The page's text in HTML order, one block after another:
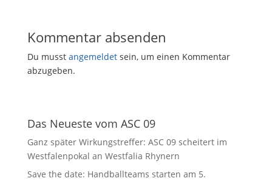
Kommentar absenden
Du musst angemeldetsein, um einen Kommentar
abzugeben.
Das Neueste vom ASC 09
Ganz später Wirkungstreffer: ASC 09 scheitert im
Westfalenpokal an Westfalia Rhynern
Save the date: Handballteams starten am 5.